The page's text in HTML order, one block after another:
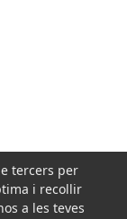
tercers per
i recollir
a les teves